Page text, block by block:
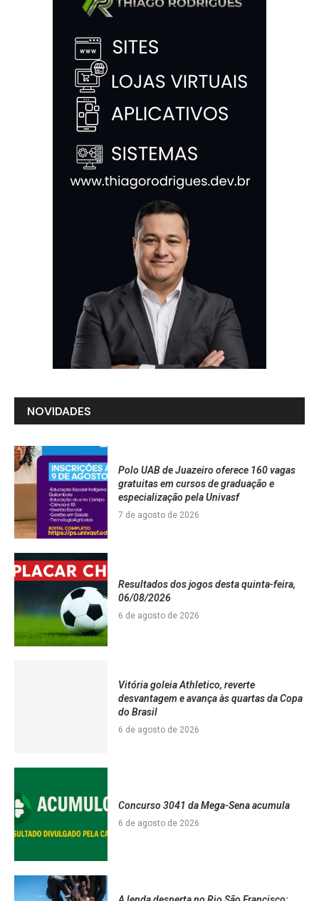
NOVIDADES
Polo UAB de Juazeiro oferece 160 vagas
gratuitas em cursos de graduação e
especialização pela Univasf
7 de agosto de 2026
Resultados dos jogos desta quinta-feira,
06/08/2026
6 de agosto de 2026
Vitória goleia Athletico, reverte
desvantagem e avança às quartas da Copa
do Brasil
6 de agosto de 2026
Concurso 3041 da Mega-Sena acumula
6 de agosto de 2026